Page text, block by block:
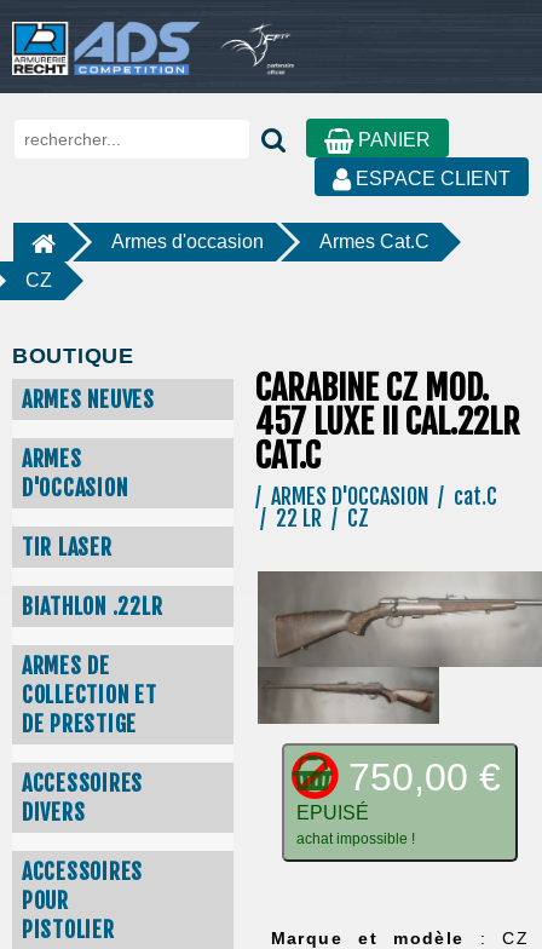
PANIER
ESPACE CLIENT
Armes d'occasion
Armes Cat.C
CZ
BOUTIQUE
ARMES NEUVES
ARMES
D'OCCASION
TIR LASER
BIATHLON .22LR
ARMES DE
COLLECTION ET
DE PRESTIGE
ACCESSOIRES
DIVERS
ACCESSOIRES
POUR
PISTOLIER
CARABINE CZ MOD.
457 LUXE II CAL.22LR
CAT.C
/ ARMES D'OCCASION / cat.C
/ 22 LR / CZ
750,00 €
EPUISÉ
achat impossible !
Marque et modèle : CZ